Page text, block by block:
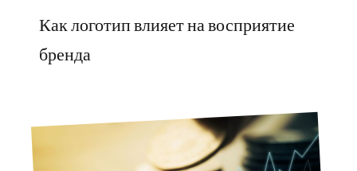
Как логотип влияет на восприятие
бренда